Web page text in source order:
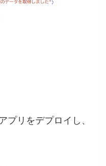
プリをデプロイし、